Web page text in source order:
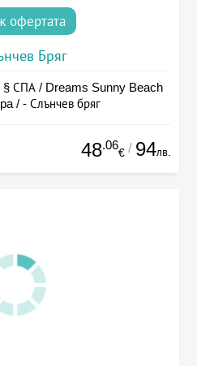
офертата
Бряг
§ СПА / Dreams Sunny Beach
/ - Слънчев бряг
48.06
€ / 94лв.